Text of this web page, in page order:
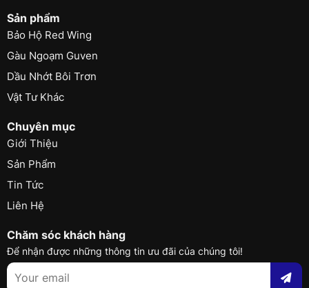
Sản phẩm
Bảo Hộ Red Wing
Gàu Ngoạm Guven
Dầu Nhớt Bôi Trơn
Vật Tư Khác
Chuyên mục
Giới Thiệu
Sản Phẩm
Tin Tức
Liên Hệ
Chăm sóc khách hàng
Để nhận được những thông tin ưu đãi của chúng tôi!